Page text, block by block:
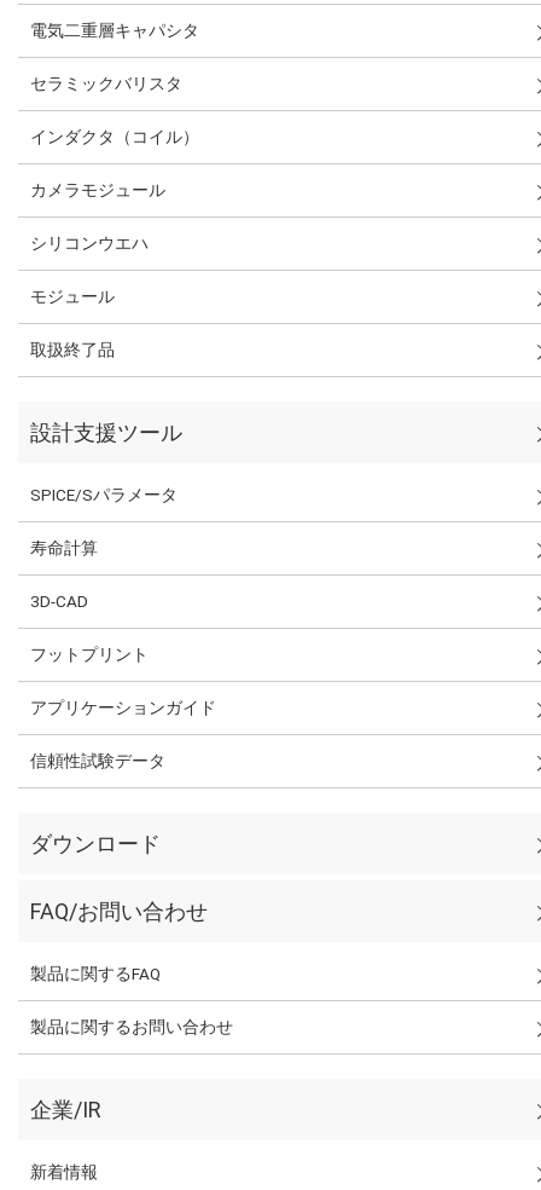
電気二重層キャパシタ
セラミックバリスタ
インダクタ（コイル）
カメラモジュール
シリコンウエハ
モジュール
取扱終了品
設計支援ツール
SPICE/Sパラメータ
寿命計算
3D-CAD
フットプリント
アプリケーションガイド
信頼性試験データ
ダウンロード
FAQ/お問い合わせ
製品に関するFAQ
製品に関するお問い合わせ
企業/IR
新着情報